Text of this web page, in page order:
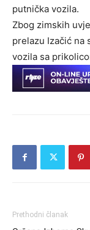
putnička vozila.
Zbog zimskih
prelazu Izačić na
vozila sa
Prethodni članak